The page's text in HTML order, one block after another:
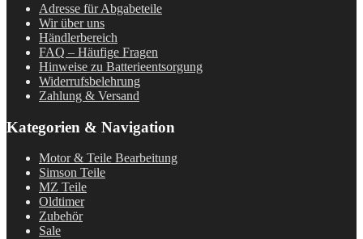
Adresse für Abgabeteile
Wir über uns
Händlerbereich
FAQ – Häufige Fragen
Hinweise zu Batterieentsorgung
Widerrufsbelehrung
Zahlung & Versand
Kategorien & Navigation
Motor & Teile Bearbeitung
Simson Teile
MZ Teile
Oldtimer
Zubehör
Sale